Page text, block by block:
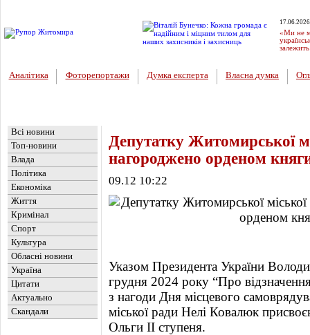
«Ми не
Аналітика Фоторепортажи Думка експерта Власна думка
Всі новини
Топ-новини
Влада
Політика
Економіка
Життя
Кримінал
Спорт
Культура
Обласні новини
Україна
Цитати
Актуально
Скандали
Депутатку Житомирської
нагороджено орденом
09.12 10:22
Указом Президента України
грудня 2024 року “Про
з нагоди Дня місцевого
міської ради Нелі Ковалюк
Ольги ІІ ступеня.